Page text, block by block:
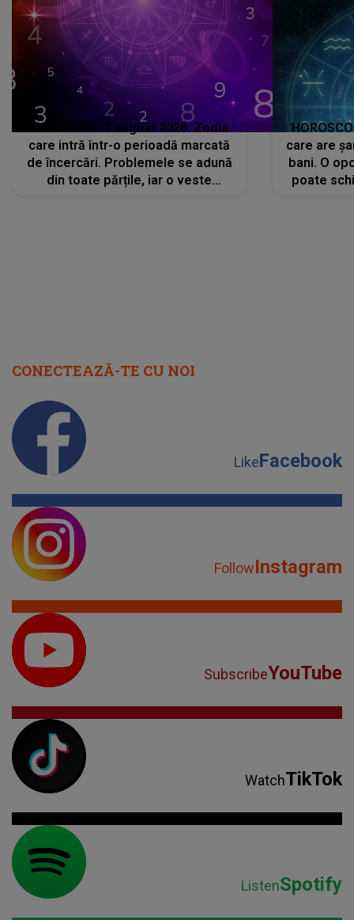
HOROSCOP 7 august 2026. Zodia
care intră într-o perioadă marcată
de încercări. Problemele se adună
din toate părțile, iar o veste
care are
bani. O
poate
CONECTEAZĂ-TE CU NOI
LikeFacebook
FollowInstagram
SubscribeYouTube
WatchTikTok
ListenSpotify